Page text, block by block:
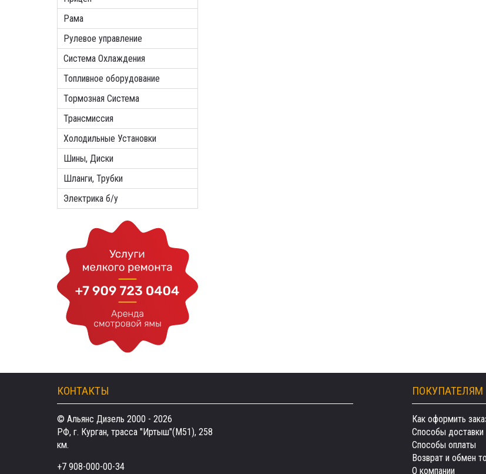
Рама
Рулевое управление
Система Охлаждения
Топливное оборудование
Тормозная Система
Трансмиссия
Холодильные Установки
Шины, Диски
Шланги, Трубки
Электрика б/у
КОНТАКТЫ
© Альянс Дизель 2000 - 2026
РФ, г. Курган, трасса "Иртыш"(М51), 258
км.
+7 908-000-00-34
ПОКУПАТЕЛЯМ
Как оформить
Способы доставки
Способы оплаты
Возврат и обмен
О компании